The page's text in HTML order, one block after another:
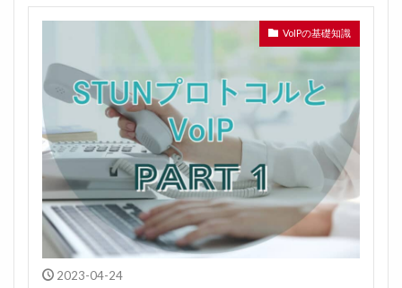
VoIPの基礎知識
2023-04-24